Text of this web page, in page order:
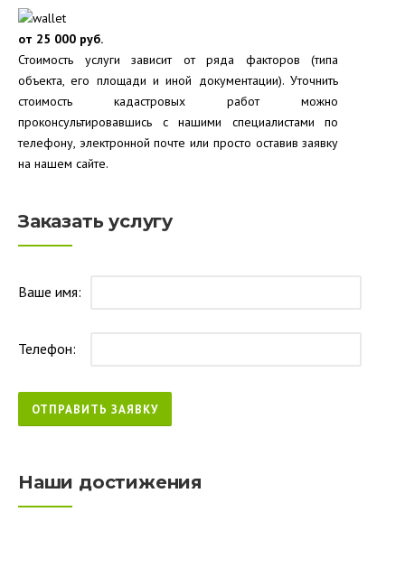
от 25 000 руб.
Стоимость услуги зависит от ряда факторов (типа
объекта, его площади и иной документации). Уточнить
стоимость кадастровых работ можно
проконсультировавшись с нашими специалистами по
телефону, электронной почте или просто оставив заявку
на нашем сайте.
Заказать услугу
Ваше имя:
Телефон:
Наши достижения